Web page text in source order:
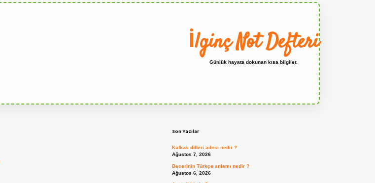
İlginç Not Defteri
Günlük hayata dokunan kısa bilgiler.
Son Yazılar
Kafkas dilleri ailesi nedir ?
Ağustos 7, 2026
Becerinin Türkçe anlamı nedir ?
Ağustos 6, 2026